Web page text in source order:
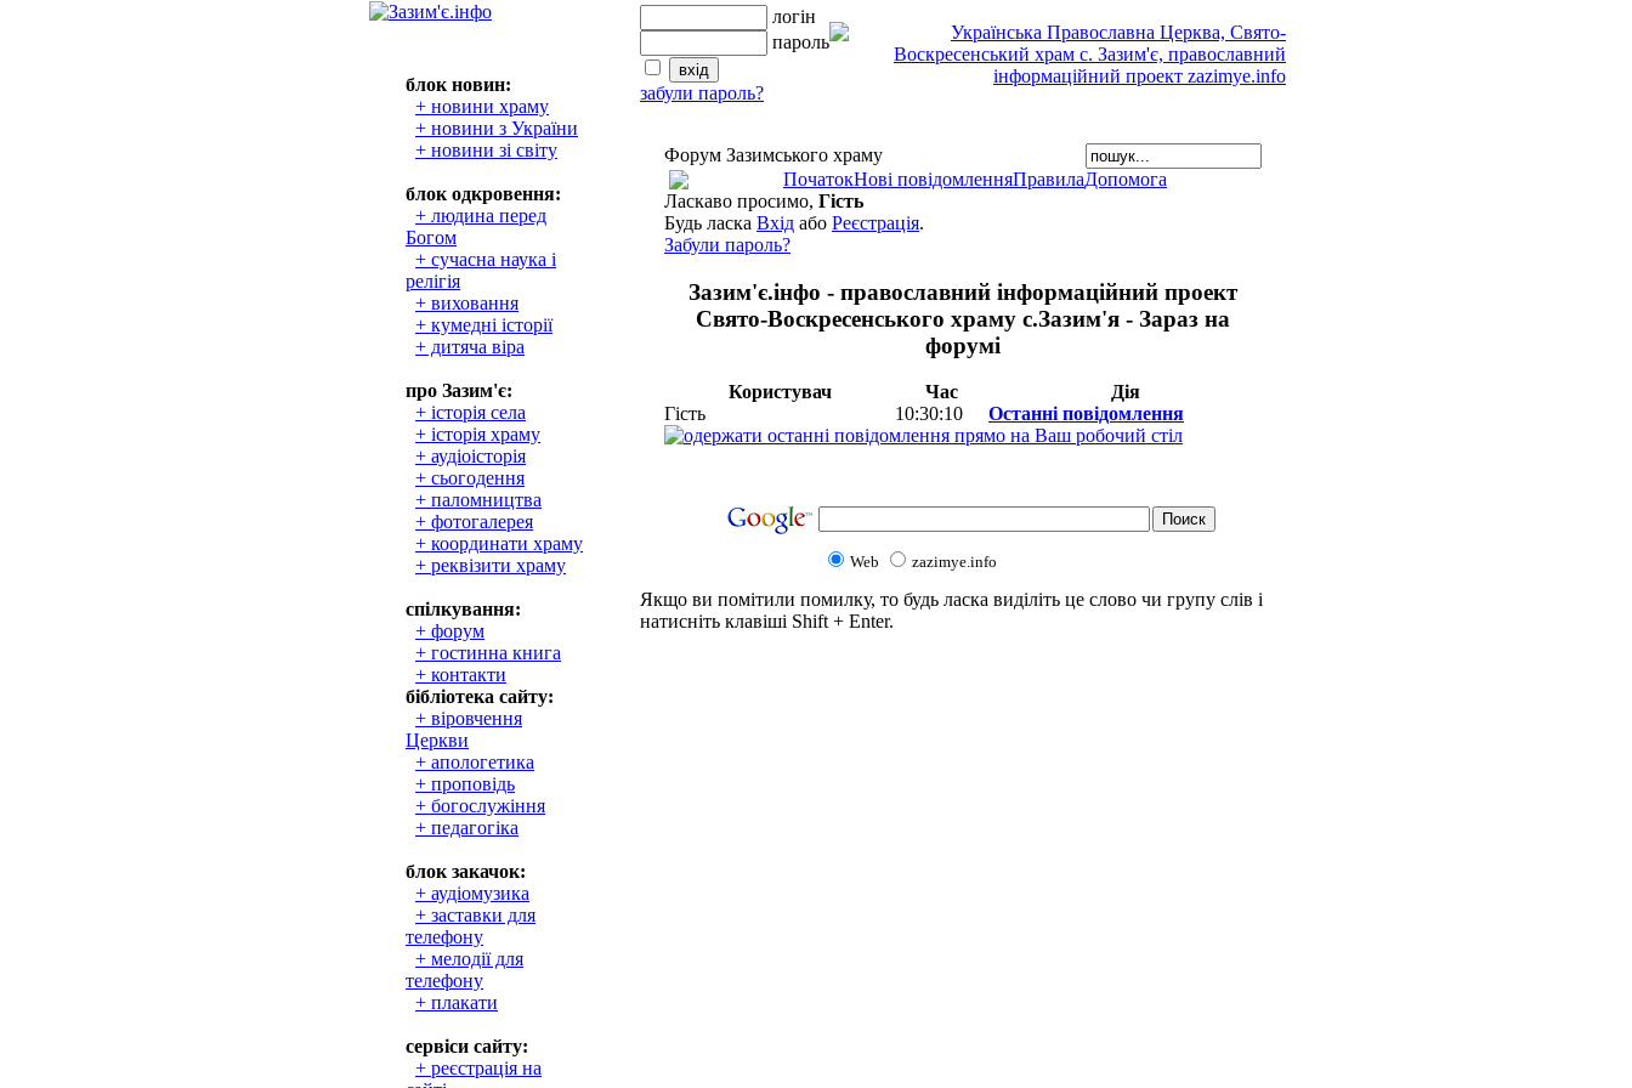
блок новин:
+ новини храму
+ новини з України
+ новини зі світу
блок одкровення:
+ людина перед
Богом
+ сучасна наука і
релігія
+ виховання
+ кумедні історії
+ дитяча віра
про Зазим'є:
+ історія села
+ історія храму
+ аудіоісторія
+ сьогодення
+ паломництва
+ фотогалерея
+ координати храму
+ реквізити храму
спілкування:
+ форум
+ гостинна книга
+ контакти
бібліотека сайту:
+ віровчення
Церкви
+ апологетика
+ проповідь
+ богослужіння
+ педагогіка
блок закачок:
+ аудіомузика
+ заставки для
телефону
+ мелодії для
телефону
+ плакати
сервіси сайту:
+ реєстрація на
логін
пароль
забули пароль?
Форум Зазимського храму
ПочатокНові повідомленняПравилаДопомога
Ласкаво просимо, Гість
Будь ласка Вхід або Реєстрація.
Забули пароль?
Зазим'є.інфо - православний інформаційний проект
Свято-Воскресенського храму с.Зазим'я - Зараз на
форумі
Користувач Час
Дія
Гість
10:30:10 Останні повідомлення
Web zazimye.info
Якщо ви помітили помилку, то будь ласка виділіть це слово чи групу слів і
натисніть клавіші Shift + Enter.